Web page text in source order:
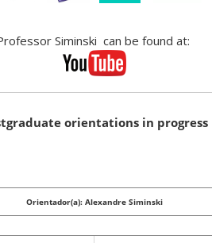
Siminski can be found at:
orientations in progress
Orientador(a): Alexandre Siminski